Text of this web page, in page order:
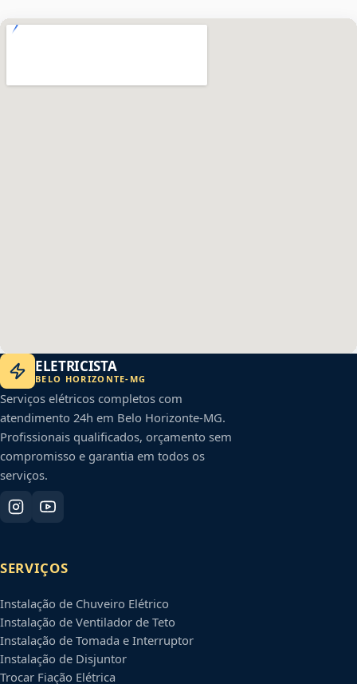
ELETRICISTA
BELO HORIZONTE- MG
Serviços elétricos completos com
atendimento 24h em Belo Horizonte-MG.
Profissionais qualificados, orçamento sem
compromisso e garantia em todos os
serviços.
SERVIÇOS
Instalação de Chuveiro Elétrico
Instalação de Ventilador de Teto
Instalação de Tomada e Interruptor
Instalação de Disjuntor
Trocar Fiação Elétrica